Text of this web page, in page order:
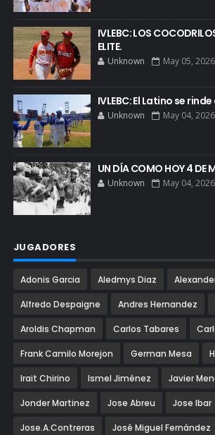
IVLEBC: LOS
ELITE.
Unknown May 05, 2026
IVLEBC: El Latino se
Unknown May 04, 2026
UN DÍA COMO HOY 4 DE
Unknown May 04, 2026
JUGADORES
Adonis Garcia Aledmys Diaz
Alfredo Despaigne Andres Hernandez
Aroldis Chapman Carlos Tabares
Frank Camilo Morejon German Mesa
Irait Chirino Ismel Jiménez Javier
Jonder Martinez Jose Abreu Jose Ibar
Jose.A.Contreras José Miguel Fernández